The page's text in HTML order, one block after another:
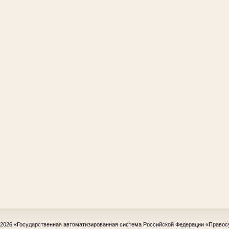
«Государственная автоматизированная система Российской Федерации